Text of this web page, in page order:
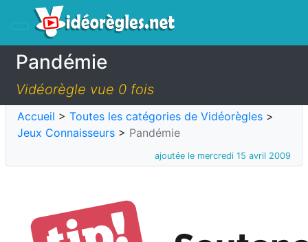
Pandémie
Vidéorègle vue 0 fois
Accueil > Toutes les catégories de Vidéorègles >
Jeux Connaisseurs > Pandémie
ajoutée le mercredi 15 avril 2009